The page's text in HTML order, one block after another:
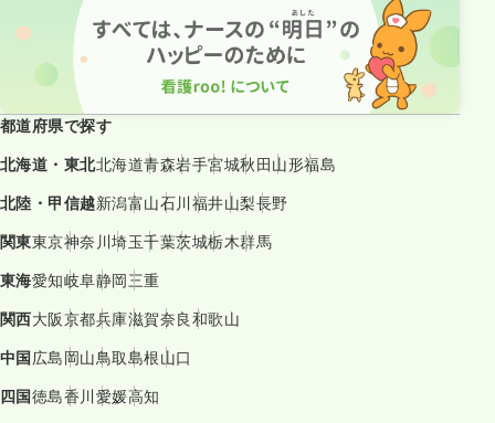
都道府県で探す
北海道・東北北海道青森岩手宮城秋田山形福島
北陸・甲信越新潟富山石川福井山梨長野
関東東京神奈川埼玉千葉茨城栃木群馬
東海愛知岐阜静岡三重
関西大阪京都兵庫滋賀奈良和歌山
中国広島岡山鳥取島根山口
四国徳島香川愛媛高知